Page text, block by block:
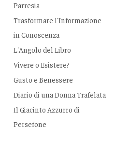
Parresia
Trasformare l'Informazione
in Conoscenza
L'Angolo del Libro
Vivere o Esistere?
Gusto e Benessere
Diario di una Donna Trafelata
Il Giacinto Azzurro di
Persefone